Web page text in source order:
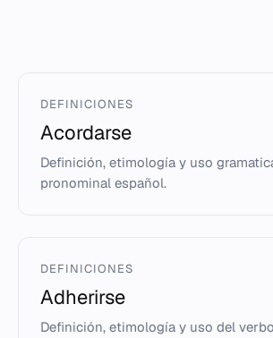
DEFINICIONES
Acordarse
Definición, etimología y uso
pronominal español.
DEFINICIONES
Adherirse
Definición, etimología y uso del